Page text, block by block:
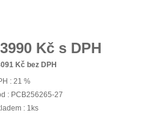
Kč s DPH
Kč bez DPH
: 21 %
: PCB256265-27
: 1ks